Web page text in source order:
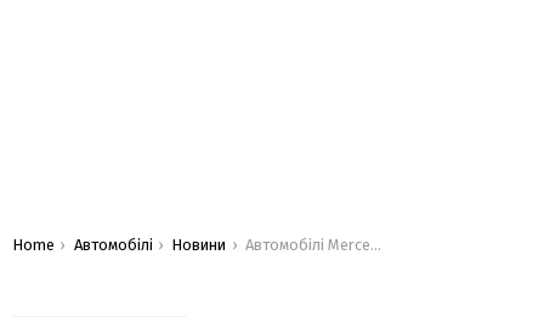
You are here:
Home Автомобілі Новини Автомобілі Mercedes-Benz навчилися попереджати один одного про вибоїни на дорозі: як це працює